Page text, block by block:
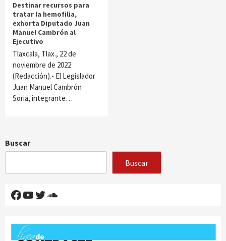
Destinar recursos para
tratar la hemofilia,
exhorta Diputado Juan
Manuel Cambrón al
Ejecutivo
Tlaxcala, Tlax., 22 de
noviembre de 2022
(Redacción).- El Legislador
Juan Manuel Cambrón
Soria, integrante…
Buscar
Buscar
Facebook
YouTube
Twitter
SoundCloud